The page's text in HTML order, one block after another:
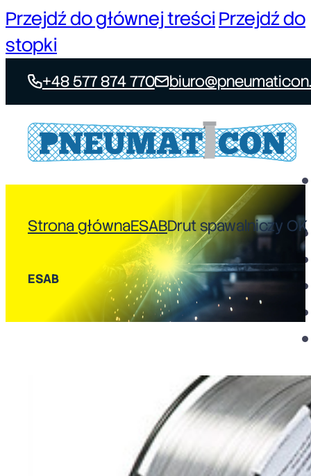
Przejdź do głównej treści Przejdź do
stopki
+48 577 874 770
Strona głównaESABDrut spawalniczy
ESAB